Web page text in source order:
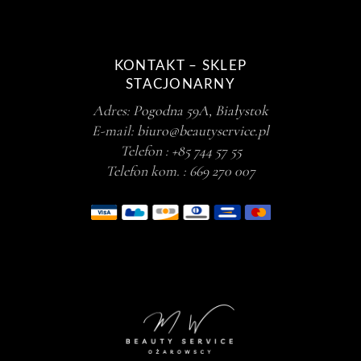
KONTAKT – SKLEP
STACJONARNY
Adres: Pogodna 59A, Białystok
E-mail: biuro@beautyservice.pl
Telefon : +85 744 57 55
Telefon kom. : 669 270 007